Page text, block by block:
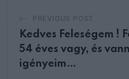
Kedves Feleségem !
54 éves vagy, és
igényeim…